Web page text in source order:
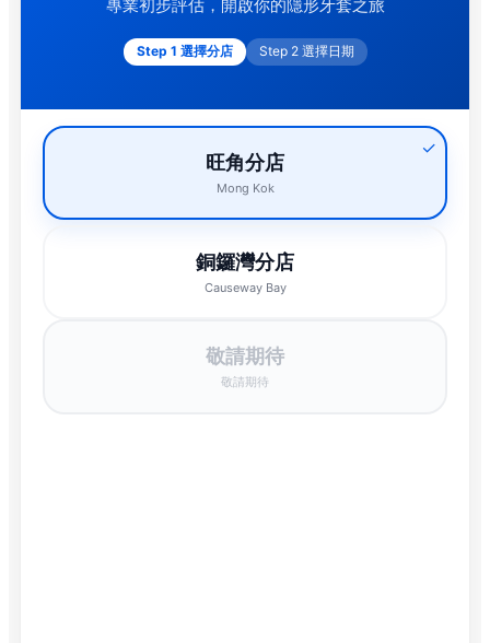
專業初步評估，開啟你的隱形牙套之旅
Step 1 選擇分店 Step 2 選擇日期
✓
旺角分店
Mong Kok
銅鑼灣分店
Causeway Bay
敬請期待
敬請期待